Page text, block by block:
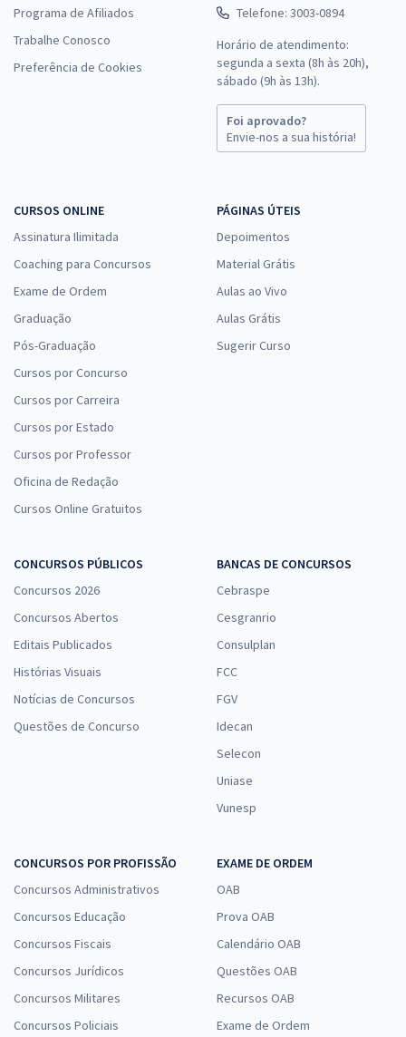
Programa de Afiliados
Trabalhe Conosco
Preferência de Cookies
Telefone: 3003-0894
Horário de atendimento:
segunda a sexta (8h às 20h),
sábado (9h às 13h).
Foi aprovado?
Envie-nos a sua história!
CURSOS ONLINE
Assinatura Ilimitada
Coaching para Concursos
Exame de Ordem
Graduação
Pós-Graduação
Cursos por Concurso
Cursos por Carreira
Cursos por Estado
Cursos por Professor
Oficina de Redação
Cursos Online Gratuitos
PÁGINAS ÚTEIS
Depoimentos
Material Grátis
Aulas ao Vivo
Aulas Grátis
Sugerir Curso
CONCURSOS PÚBLICOS
Concursos 2026
Concursos Abertos
Editais Publicados
Histórias Visuais
Notícias de Concursos
Questões de Concurso
BANCAS DE CONCURSOS
Cebraspe
Cesgranrio
Consulplan
FCC
FGV
Idecan
Selecon
Uniase
Vunesp
CONCURSOS POR PROFISSÃO
Concursos Administrativos
Concursos Educação
Concursos Fiscais
Concursos Jurídicos
Concursos Militares
Concursos Policiais
EXAME DE ORDEM
OAB
Prova OAB
Calendário OAB
Questões OAB
Recursos OAB
Exame de Ordem